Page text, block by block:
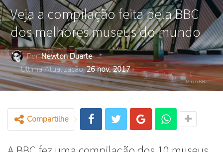
Veja a compilação feita pela BBC
dos melhores museus do mundo
PorNewton Duarte
Última Atualização26 nov, 2017
Museu BBC
Compartilhe